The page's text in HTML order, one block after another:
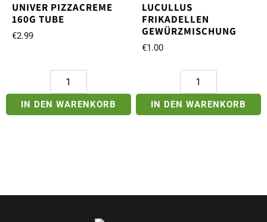
UNIVER PIZZACREME
160G TUBE
€2.99
Univer
Pizzacreme
160g
Tube
IN DEN WARENKORB
LUCULLUS
FRIKADELLEN
GEWÜRZMISCHUNG
€1.00
Lucullus
Frikadellen
Gewürzmischung
Menge
IN DEN WARENKORB